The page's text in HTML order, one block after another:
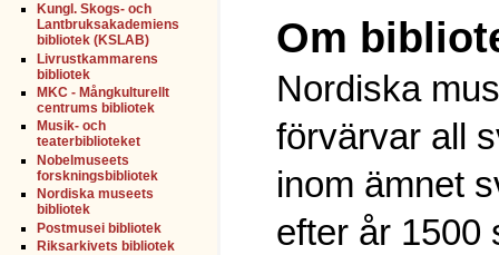
Kungl. Skogs- och
Lantbruksakademiens
bibliotek (KSLAB)
Livrustkammarens
bibliotek
MKC - Mångkulturellt
centrums bibliotek
Musik- och
teaterbiblioteket
Nobelmuseets
forskningsbibliotek
Nordiska museets
bibliotek
Postmusei bibliotek
Riksarkivets bibliotek
Om
Nordiska
förvärvar all
inom ämnet
efter år 1500